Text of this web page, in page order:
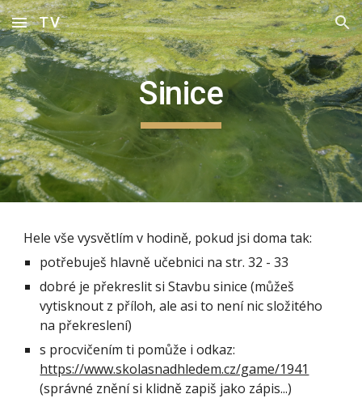
Skip to main content Skip to navigation
TV
Sinice
Hele vše vysvětlím v hodině, pokud jsi doma tak:
potřebuješ hlavně učebnici na str. 32 - 33
dobré je překreslit si Stavbu sinice (můžeš
vytisknout z příloh, ale asi to není nic složitého
na překreslení)
https://www.skolasnadhledem.cz/game/1941
(správné znění si klidně zapiš jako zápis...)